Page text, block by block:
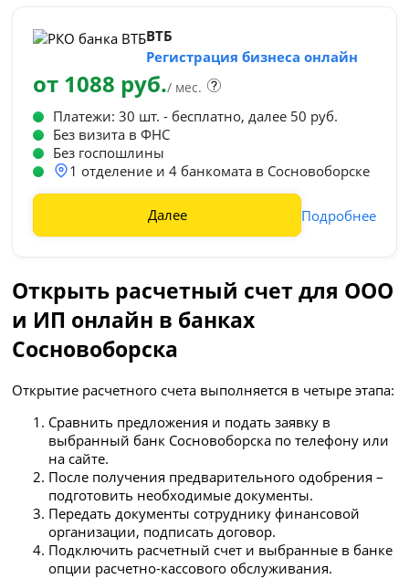
ВТБ
Регистрация бизнеса онлайн
от 1088 руб./ мес.
Платежи: 30 шт. - бесплатно, далее 50 руб.
Без визита в ФНС
Без госпошлины
1 отделение и 4 банкомата в Сосновоборске
Далее Подробнее
Открыть расчетный счет для ООО
и ИП онлайн в банках
Сосновоборска
Открытие расчетного счета выполняется в четыре этапа:
Сравнить предложения и подать заявку в
выбранный банк Сосновоборска по телефону или
на сайте.
После получения предварительного одобрения –
подготовить необходимые документы.
Передать документы сотруднику финансовой
организации, подписать договор.
Подключить расчетный счет и выбранные в банке
опции расчетно-кассового обслуживания.